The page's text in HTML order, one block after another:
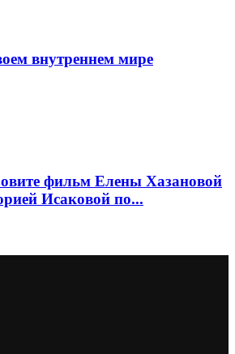
внутреннем мире
фильм Елены Хазановой
Исаковой по...